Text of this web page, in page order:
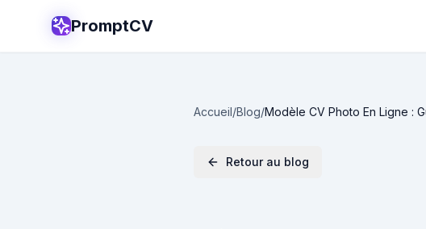
PromptCV
Accueil/Blog/Modèle CV Photo En Ligne :
Retour au blog